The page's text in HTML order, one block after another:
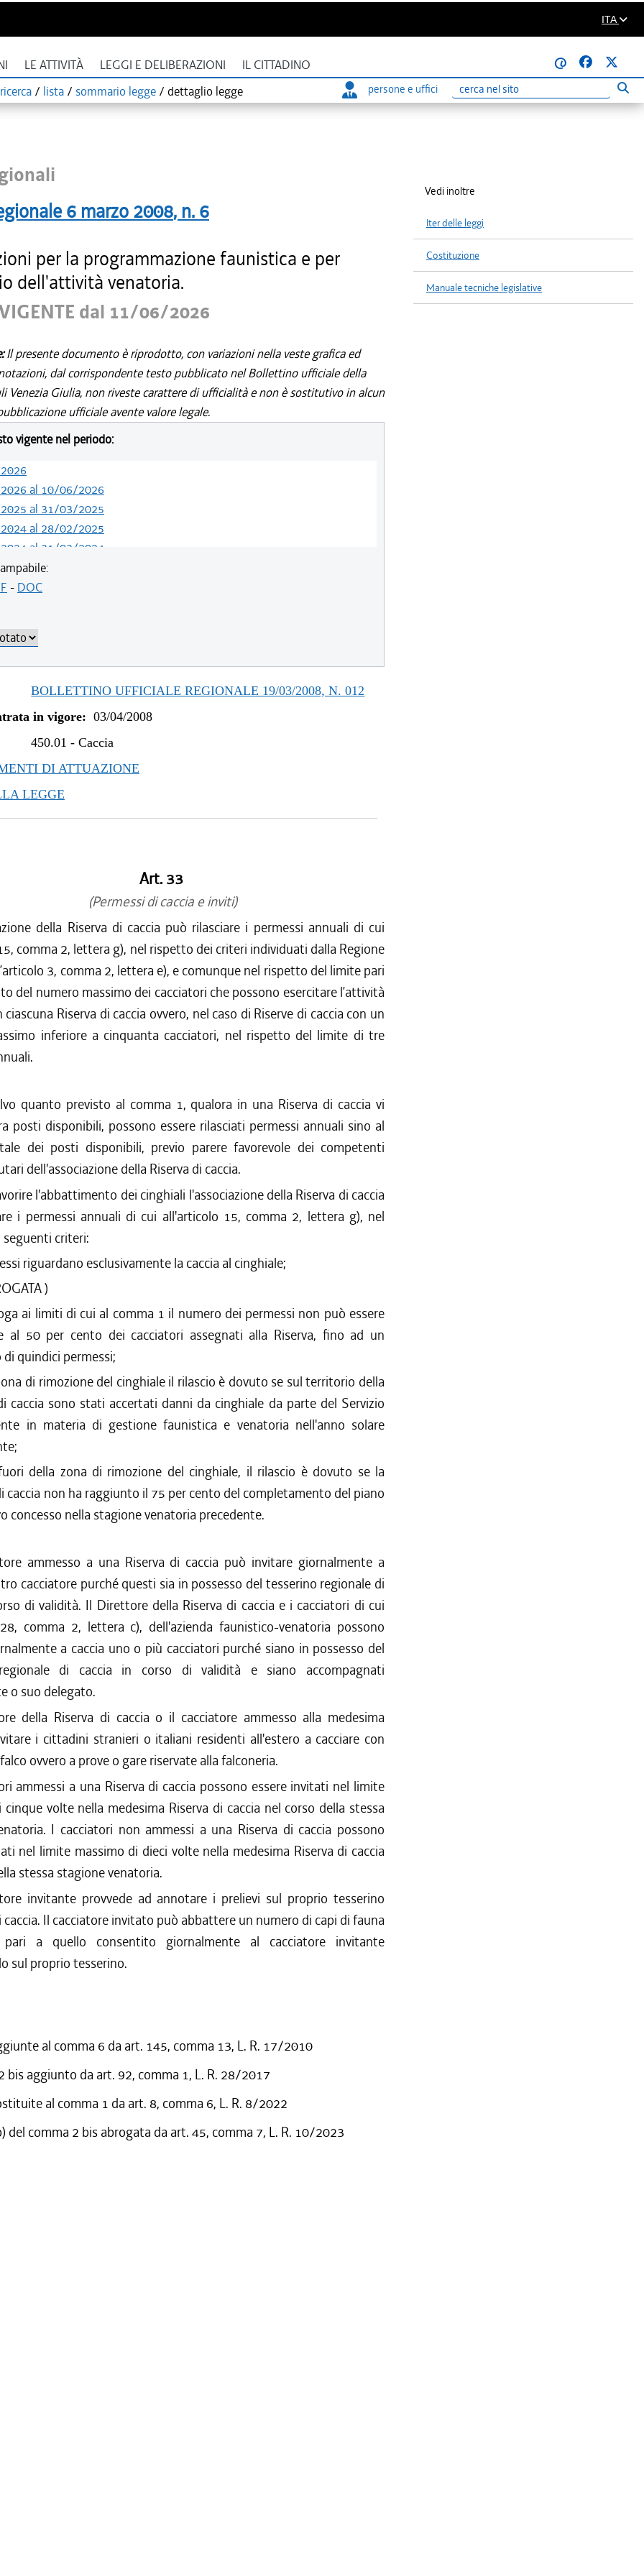
ITA
LE ATTIVITÀ LEGGI E DELIBERAZIONI IL CITTADINO
@
ricerca / lista / sommario legge / dettaglio legge persone e uffici
Ricerca
6 marzo 2008, n. 6
per la programmazione faunistica e per
dell'attività venatoria.
dal 11/06/2026
Il presente documento è riprodotto, con variazioni nella veste grafica ed
dal corrispondente testo pubblicato nel Bollettino ufficiale della
Venezia Giulia, non riveste carattere di ufficialità e non è sostitutivo in alcun
ufficiale avente valore legale.
vigente nel periodo:
al 10/06/2026
al 31/03/2025
al 28/02/2025
al 31/03/2024
al 29/02/2024
al 31/12/2023
al 31/03/2023
al 06/03/2023
al 28/02/2023
al 13/06/2022
al 31/12/2021
al 31/03/2021
al 01/07/2020
al 31/12/2019
al 09/08/2019
2018 al 07/11/2018
al 31/03/2018
al 28/03/2018
al 31/12/2017
al 26/07/2017
al 31/03/2017
al 31/12/2016
al 12/08/2016
al 31/05/2016
al 31/03/2016
al 16/03/2016
al 31/03/2015
al 28/01/2015
al 17/12/2014
al 31/03/2014
al 07/08/2013
al 31/03/2013
al 16/08/2012
2012 al 31/03/2012
al 31/12/2011
al 24/08/2011
al 31/03/2011
al 31/12/2010
2010 al 27/10/2010
al 21/07/2010
2010 al 07/07/2010
al 31/03/2010
al 31/12/2009
al 29/07/2009
2009 al 03/06/2009
2008 al 31/03/2009
- DOC
BOLLETTINO UFFICIALE REGIONALE 19/03/2008, N. 012
in vigore: 03/04/2008
450.01 -Caccia
DI ATTUAZIONE
LEGGE
Art. 33
(Permessi di caccia e inviti)
della Riserva di caccia può rilasciare i permessi annuali di cui
comma 2, lettera g), nel rispetto dei criteri individuati dalla Regione
3, comma 2, lettera e), e comunque nel rispetto del limite pari
del numero massimo dei cacciatori che possono esercitare l’attività
Riserva di caccia ovvero, nel caso di Riserve di caccia con un
inferiore a cinquanta cacciatori, nel rispetto del limite di tre
quanto previsto al comma 1, qualora in una Riserva di caccia vi
posti disponibili, possono essere rilasciati permessi annuali sino al
dei posti disponibili, previo parere favorevole dei competenti
dell'associazione della Riserva di caccia.
l'abbattimento dei cinghiali l'associazione della Riserva di caccia
i permessi annuali di cui all'articolo 15, comma 2, lettera g), nel
criteri:
riguardano esclusivamente la caccia al cinghiale;
)
ai limiti di cui al comma 1 il numero dei permessi non può essere
al 50 per cento dei cacciatori assegnati alla Riserva, fino ad un
di quindici permessi;
di rimozione del cinghiale il rilascio è dovuto se sul territorio della
caccia sono stati accertati danni da cinghiale da parte del Servizio
in materia di gestione faunistica e venatoria nell'anno solare
della zona di rimozione del cinghiale, il rilascio è dovuto se la
caccia non ha raggiunto il 75 per cento del completamento del piano
concesso nella stagione venatoria precedente.
ammesso a una Riserva di caccia può invitare giornalmente a
cacciatore purché questi sia in possesso del tesserino regionale di
di validità. Il Direttore della Riserva di caccia e i cacciatori di cui
comma 2, lettera c), dell'azienda faunistico-venatoria possono
a caccia uno o più cacciatori purché siano in possesso del
di caccia in corso di validità e siano accompagnati
o suo delegato.
della Riserva di caccia o il cacciatore ammesso alla medesima
i cittadini stranieri o italiani residenti all'estero a cacciare con
ovvero a prove o gare riservate alla falconeria.
ammessi a una Riserva di caccia possono essere invitati nel limite
cinque volte nella medesima Riserva di caccia nel corso della stessa
I cacciatori non ammessi a una Riserva di caccia possono
nel limite massimo di dieci volte nella medesima Riserva di caccia
stessa stagione venatoria.
invitante provvede ad annotare i prelievi sul proprio tesserino
caccia. Il cacciatore invitato può abbattere un numero di capi di fauna
pari a quello consentito giornalmente al cacciatore invitante
sul proprio tesserino.
al comma 6 da art. 145, comma 13, L. R. 17/2010
bis aggiunto da art. 92, comma 1, L. R. 28/2017
al comma 1 da art. 8, comma 6, L. R. 8/2022
del comma 2 bis abrogata da art. 45, comma 7, L. R. 10/2023
Vedi inoltre
Iter delle leggi
Costituzione
Manuale tecniche legislative